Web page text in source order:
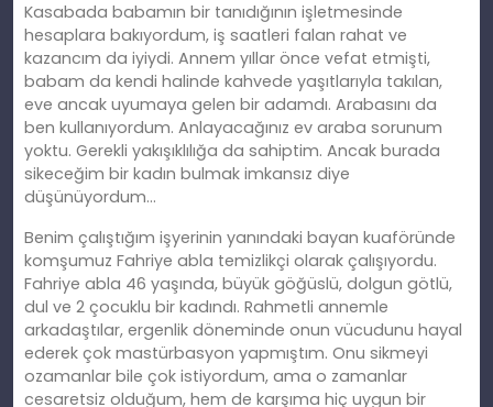
Kasabada babamın bir tanıdığının işletmesinde
hesaplara bakıyordum, iş saatleri falan rahat ve
kazancım da iyiydi. Annem yıllar önce vefat etmişti,
babam da kendi halinde kahvede yaşıtlarıyla takılan,
eve ancak uyumaya gelen bir adamdı. Arabasını da
ben kullanıyordum. Anlayacağınız ev araba sorunum
yoktu. Gerekli yakışıklılığa da sahiptim. Ancak burada
sikeceğim bir kadın bulmak imkansız diye
düşünüyordum…
Benim çalıştığım işyerinin yanındaki bayan kuaföründe
komşumuz Fahriye abla temizlikçi olarak çalışıyordu.
Fahriye abla 46 yaşında, büyük göğüslü, dolgun götlü,
dul ve 2 çocuklu bir kadındı. Rahmetli annemle
arkadaştılar, ergenlik döneminde onun vücudunu hayal
ederek çok mastürbasyon yapmıştım. Onu sikmeyi
ozamanlar bile çok istiyordum, ama o zamanlar
cesaretsiz olduğum, hem de karşıma hiç uygun bir